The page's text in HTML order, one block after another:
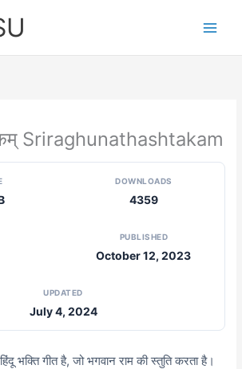
Sriraghunathashtakam
DOWNLOADS
4359
PUBLISHED
October 12, 2023
UPDATED
July 4, 2024
भक्ति गीत है, जो भगवान राम की स्तुति करता है।